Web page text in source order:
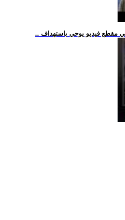
في مقطع فيديو يوحي باستهداف